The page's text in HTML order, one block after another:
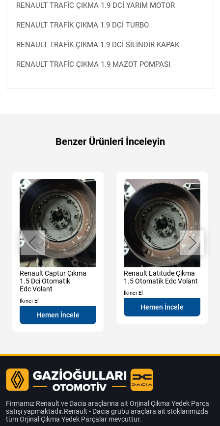
RENAULT TRAFİC ÇIKMA 1.9 DCİ YARIM MOTOR
RENAULT TRAFİK ÇIKMA 1.9 DCİ TURBO
RENAULT TRAFİK ÇIKMA 1.9 DCİ SİLİNDİR KAPAK
RENAULT TRAFİC ÇIKMA 1.9 MAZOT POMPASI
Benzer Ürünleri İnceleyin
Renault Captur Çıkma
1.5 Dci Otomatik
Edc Volant
İkinci El
Hemen İncele
Renault Latitude Çıkma
1.5 Otomatik Edc Volant
İkinci El
Hemen İncele
Firmamız Renault ve Dacia araçlarına ait Orjinal Çıkma Yedek Parça
satışı yapmaktadır.Renault - Dacia grubu araçlara ait stoklarımızda
tüm Orjinal Çıkma Yedek Parçalar mevcuttur.